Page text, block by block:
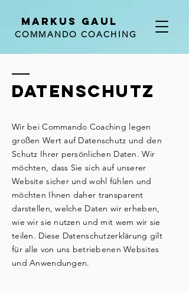
MARKUS GAUL
COMMANDO COACHING
DATENSCHUTZ
Wir bei Commando Coaching legen
großen Wert auf Datenschutz und den
Schutz Ihrer persönlichen Daten. Wir
möchten, dass Sie sich auf unserer
Website sicher und wohl fühlen und
möchten Ihnen daher transparent
darstellen, welche Daten wir erheben,
wie wir sie nutzen und mit wem wir sie
teilen. Diese Datenschutzerklärung gilt
für alle von uns betriebenen Websites
und Anwendungen.